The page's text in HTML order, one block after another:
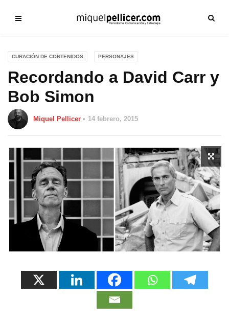
CURACIÓN DE CONTENIDOS PERSONAJES
Recordando a David Carr y
Bob Simon
Miquel Pellicer 14 febrero, 2015